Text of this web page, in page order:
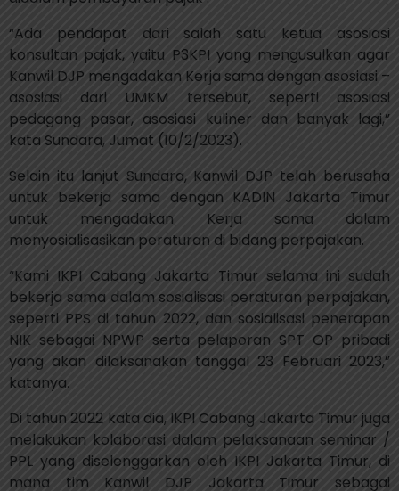
“Ada pendapat dari salah satu ketua asosiasi
konsultan pajak, yaitu P3KPI yang mengusulkan agar
Kanwil DJP mengadakan Kerja sama dengan asosiasi –
asosiasi dari UMKM tersebut, seperti asosiasi
pedagang pasar, asosiasi kuliner dan banyak lagi,”
kata Sundara, Jumat (10/2/2023).
Selain itu lanjut Sundara, Kanwil DJP telah berusaha
untuk bekerja sama dengan KADIN Jakarta Timur
untuk mengadakan Kerja sama dalam
menyosialisasikan peraturan di bidang perpajakan.
“Kami IKPI Cabang Jakarta Timur selama ini sudah
bekerja sama dalam sosialisasi peraturan perpajakan,
seperti PPS di tahun 2022, dan sosialisasi penerapan
NIK sebagai NPWP serta pelaporan SPT OP pribadi
yang akan dilaksanakan tanggal 23 Februari 2023,”
katanya.
Di tahun 2022 kata dia, IKPI Cabang Jakarta Timur juga
melakukan kolaborasi dalam pelaksanaan seminar /
PPL yang diselenggarkan oleh IKPI Jakarta Timur, di
mana tim Kanwil DJP Jakarta Timur sebagai